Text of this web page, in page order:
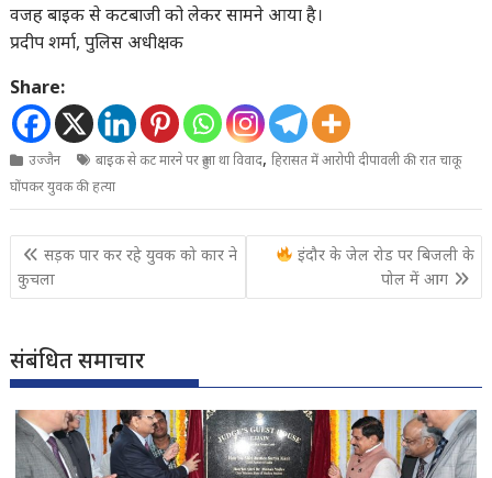
वजह बाइक से कटबाजी को लेकर सामने आया है।
प्रदीप शर्मा, पुलिस अधीक्षक
Share:
उज्जैन बाइक से कट मारने पर हुआ था विवाद,हिरासत में आरोपी दीपावली की रात चाकू
घोंपकर युवक की हत्या
Post
navigation
सड़क पार कर रहे युवक को कार ने
कुचला
इंदौर के जेल रोड पर बिजली के
पोल में आग
संबंधित समाचार